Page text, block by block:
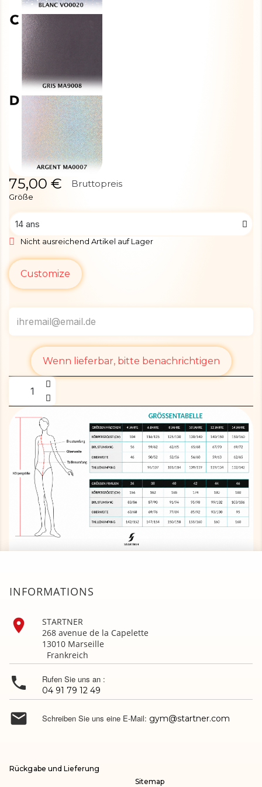
75,00 € Bruttopreis
Größe
Nicht ausreichend Artikel auf Lager
Customize
Wenn lieferbar, bitte benachrichtigen
INFORMATIONS

STARTNER
268 avenue de la Capelette
13010 Marseille
Frankreich
 Rufen Sie uns an :
04 91 79 12 49
 Schreiben Sie uns eine E-Mail: gym@startner.com
Rückgabe und Lieferung
Sitemap